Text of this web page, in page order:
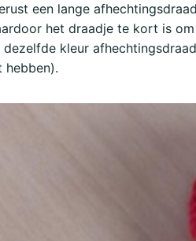
een lange
het draadje te kort is
dezelfde kleur